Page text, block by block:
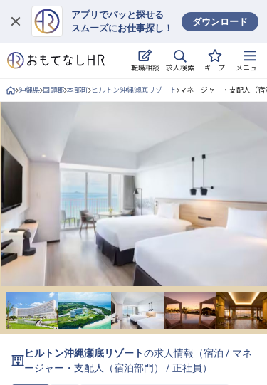
アプリでパッと探せる
スムーズにお仕事探し！
ダウンロード
転職相談 求人検索 キープ メニュー
ログイン
求人・施設を探す
就職・転職 合同説明会
おもてなしHRについて
ご利用の流れ
よくある質問
ホテル・宿泊業界情報コラム
無料 転職サポートに申し込む
沖縄県 国頭郡 本部町 ヒルトン沖縄瀬底リゾート マネージャー・支配人（
ヒルトン沖縄瀬底リゾートの求人情報（宿泊 / マネ
ージャー・支配人（宿泊部門）
/正社員 ）